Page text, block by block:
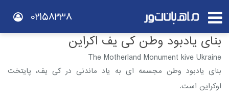
02158238
بنای یادبود وطن کی یف اکراین
The Motherland Monument kive Ukraine
بنای یادبود وطن مجسمه ای به یاد ماندنی در کی یف، پایتخت
اوکراین است.